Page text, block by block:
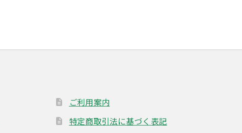
ご利用案内
特定商取引法に基づく表記